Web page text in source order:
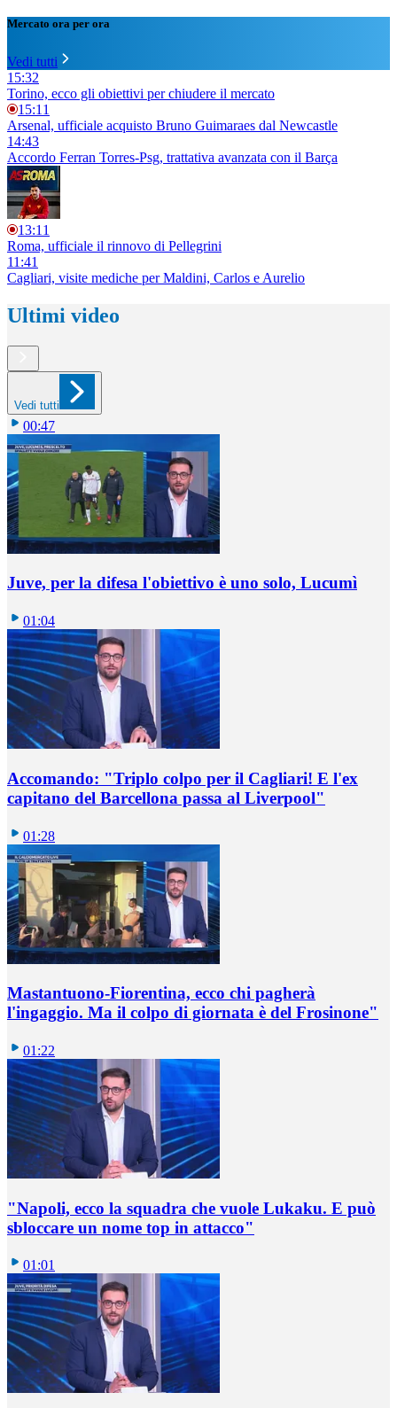
Mercato ora per ora
Vedi tutti
15:32
Torino, ecco gli obiettivi per chiudere il mercato
15:11
Arsenal, ufficiale acquisto Bruno Guimaraes dal Newcastle
14:43
Accordo Ferran Torres-Psg, trattativa avanzata con il Barça
13:11
Roma, ufficiale il rinnovo di Pellegrini
11:41
Cagliari, visite mediche per Maldini, Carlos e Aurelio
Ultimi video
Vedi tutti
00:47
Juve, per la difesa l'obiettivo è uno solo, Lucumì
01:04
Accomando: "Triplo colpo per il Cagliari! E l'ex
capitano del Barcellona passa al Liverpool"
01:28
Mastantuono-Fiorentina, ecco chi pagherà
l'ingaggio. Ma il colpo di giornata è del Frosinone"
01:22
"Napoli, ecco la squadra che vuole Lukaku. E può
sbloccare un nome top in attacco"
01:01